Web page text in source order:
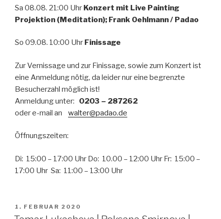
Sa 08.08. 21:00 Uhr Konzert mit Live Painting
Projektion (Meditation); Frank Oehlmann / Padao
So 09.08. 10:00 Uhr Finissage
Zur Vernissage und zur Finissage, sowie zum Konzert ist
eine Anmeldung nötig, da leider nur eine begrenzte
Besucherzahl möglich ist!
Anmeldung unter: 0203 – 287262
oder e-mail an walter@padao.de
Öffnungszeiten:
Di: 15:00 – 17:00 Uhr Do: 10.00 – 12:00 Uhr Fr: 15:00 –
17:00 Uhr Sa: 11:00 – 13:00 Uhr
VERÖFFENTLICHT
AM
1. FEBRUAR 2020